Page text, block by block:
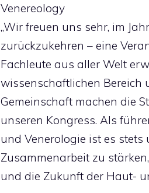
Venereology
„Wir freuen uns sehr, im
zurückzukehren – eine
Fachleute aus aller Welt
wissenschaftlichen Bereich
Gemeinschaft machen die
unseren Kongress. Als
und Venerologie ist es
Zusammenarbeit zu
und die Zukunft der Haut-